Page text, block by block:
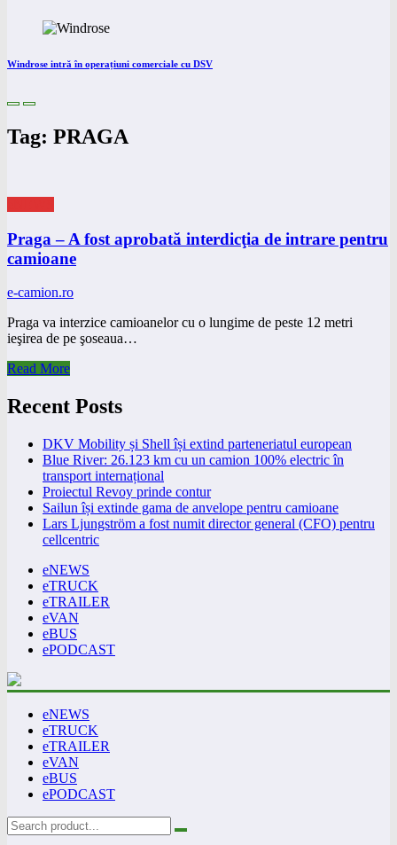
Windrose intră în operațiuni comerciale cu DSV
Tag: PRAGA
Praga – A fost aprobată interdicţia de intrare pentru
camioane
e-camion.ro
Praga va interzice camioanelor cu o lungime de peste 12 metri
ieşirea de pe şoseaua…
Read More
Recent Posts
DKV Mobility și Shell își extind parteneriatul european
Blue River: 26.123 km cu un camion 100% electric în
transport internațional
Proiectul Revoy prinde contur
Sailun își extinde gama de anvelope pentru camioane
Lars Ljungström a fost numit director general (CFO) pentru
cellcentric
eNEWS
eTRUCK
eTRAILER
eVAN
eBUS
ePODCAST
eNEWS
eTRUCK
eTRAILER
eVAN
eBUS
ePODCAST